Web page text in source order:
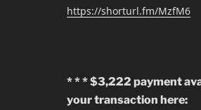
https://shorturl.fm/MzfM6
* * * $3,222 payment
your transaction here: